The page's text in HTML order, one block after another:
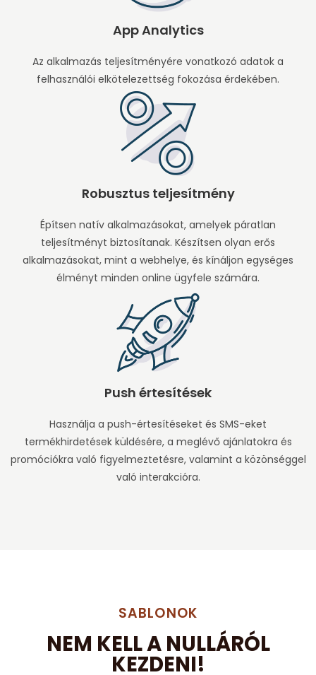
App Analytics
Az alkalmazás teljesítményére vonatkozó adatok a
felhasználói elkötelezettség fokozása érdekében.
Robusztus teljesítmény
Építsen natív alkalmazásokat, amelyek páratlan
teljesítményt biztosítanak. Készítsen olyan erős
alkalmazásokat, mint a webhelye, és kínáljon egységes
élményt minden online ügyfele számára.
Push értesítések
Használja a push-értesítéseket és SMS-eket
termékhirdetések küldésére, a meglévő ajánlatokra és
promóciókra való figyelmeztetésre, valamint a közönséggel
való interakcióra.
SABLONOK
NEM KELL A NULLÁRÓL
KEZDENI!